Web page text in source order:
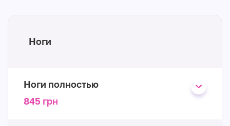
Ноги
Ноги полностью
845 грн